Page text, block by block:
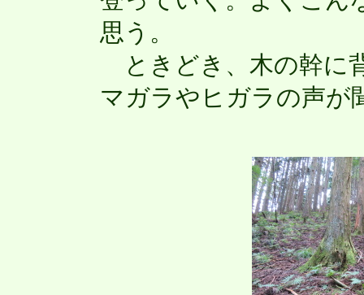
思う。
ときどき、木の幹に
マガラやヒガラの声が